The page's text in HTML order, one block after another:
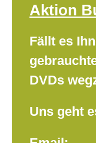
Aktion
Fällt es
DVDs
Uns geht